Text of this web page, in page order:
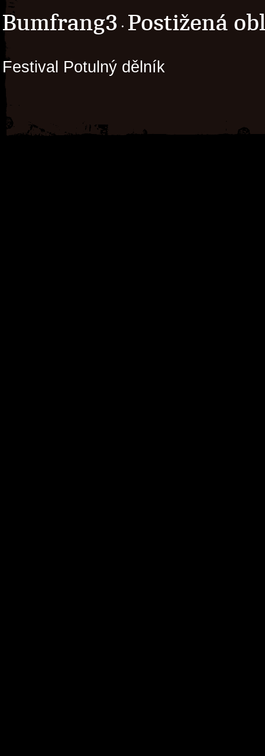
Bumfrang3 · Postižená
Festival Potulný dělník